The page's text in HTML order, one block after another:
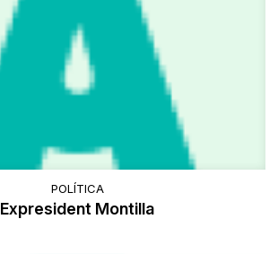
POLÍTICA
Expresident Montilla